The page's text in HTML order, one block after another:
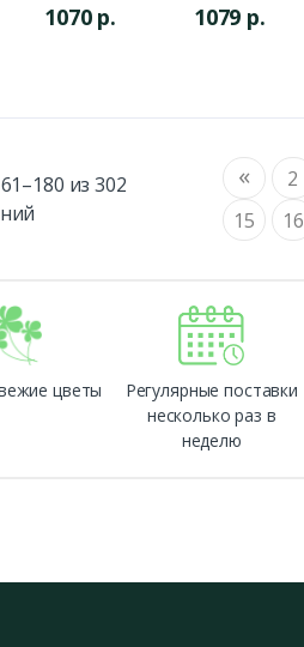
1070 р. 1079 р.
из 302
« 2
15
16
цветы
Регулярные поставки
несколько раз в
неделю